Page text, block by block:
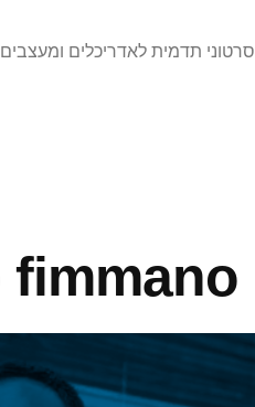
סרטוני תדמית לאדריכלים ומעצבים